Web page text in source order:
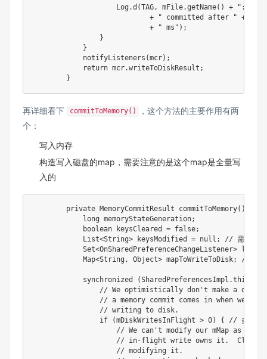
Log .d (TAG , mFile.getName( ) + ":"
+
" committed after " +
+
" ms" ) ;
}
}
notifyListeners (mcr) ;
return mcr.writeToDiskResult ;
}
再详细看下 commitToMemory()
，这个方法的主要作用有两
个：
写入内存
构造写入磁盘的map，需要注意的是这个map是全量写
入的
private MemoryCommitResult commitToMemory( )
long memoryStateGeneration;
boolean keysCleared = false;
List<String> keysModified = null ;
// 需要提交
Set<OnSharedPreferenceChangeListener>
Map<String , Object> mapToWriteToDisk; // 需要
synchronized (SharedPreferencesImpl .this
// We optimistically don't make a deep
// a memory commit comes in when we're
// writing to disk.
if
(mDiskWritesInFlight > 0) {
// 多线程
// We can't modify our mMap as a
// in-flight write owns it.  Clone
// modifying it.